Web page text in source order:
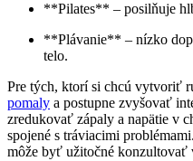
**Pilates** – posilňuje
**Plávanie** – nízko
telo.
Pre tých, ktorí si chcú vytvoriť
pomaly a postupne zvyšovať
zredukovať zápaly a napätie v
spojené s tráviacimi
môže byť užitočné konzultovať